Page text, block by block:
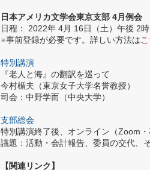
日本アメリカ文学会東京支部 4月例会
日程： 2022年 4月 16日（土）午後 2
※事前登録が必要です。詳しい方法は
特別講演
『老人と海』の翻訳を巡って
今村楯夫（東京女子大学名誉教授）
司会：中野学而（中央大学）
支部総会
特別講演終了後、オンライン（Zoom
議題：活動・会計報告、委員の交代、
【関連リンク】